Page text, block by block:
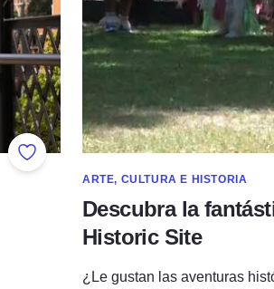
Añadir a favoritos
ARTE, CULTURA E HISTORIA
Descubra la
Historic Site
¿Le gustan las aventuras